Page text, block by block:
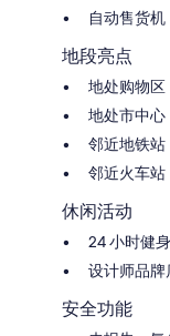
自动售货机
地段亮点
地处购物区
地处市中心
邻近地铁站
邻近火车站
休闲活动
24 小时健
设计师品牌
安全功能